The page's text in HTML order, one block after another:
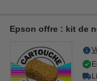
Epson offre : kit de